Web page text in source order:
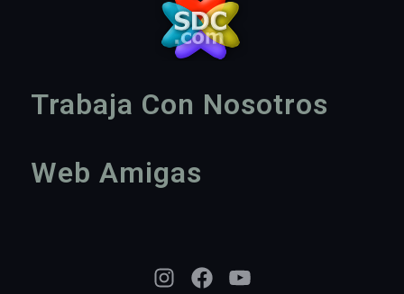
Trabaja Con Nosotros
Web Amigas
InstagramFacebookYouTube